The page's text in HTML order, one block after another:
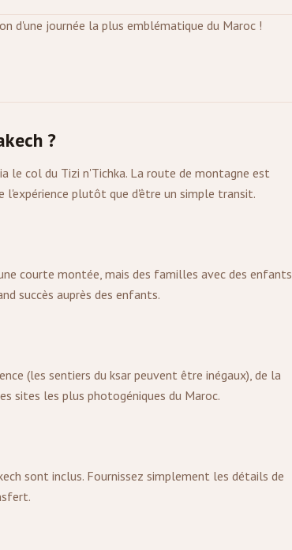
d'une journée la plus emblématique du Maroc !
?
le col du Tizi n'Tichka. La route de montagne est
plutôt que d'être un simple transit.
courte montée, mais des familles avec des enfants
succès auprès des enfants.
(les sentiers du ksar peuvent être inégaux), de la
sites les plus photogéniques du Maroc.
sont inclus. Fournissez simplement les détails de